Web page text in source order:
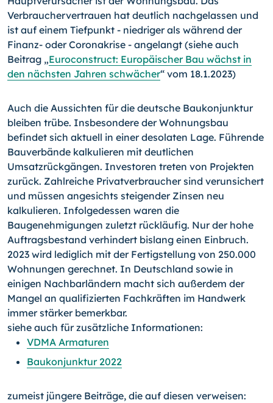
Verbrauchervertrauen hat deutlich nachgelassen und
ist auf einem Tiefpunkt - niedriger als während der
Finanz- oder Coronakrise - angelangt (siehe auch
Beitrag „Euroconstruct: Europäischer Bau wächst in
den nächsten Jahren schwächer“ vom 18.1.2023)
Auch die Aussichten für die deutsche Baukonjunktur
bleiben trübe. Insbesondere der Wohnungsbau
befindet sich aktuell in einer desolaten Lage. Führende
Bauverbände kalkulieren mit deutlichen
Umsatzrückgängen. Investoren treten von Projekten
zurück. Zahlreiche Privatverbraucher sind verunsichert
und müssen angesichts steigender Zinsen neu
kalkulieren. Infolgedessen waren die
Baugenehmigungen zuletzt rückläufig. Nur der hohe
Auftragsbestand verhindert bislang einen Einbruch.
2023 wird lediglich mit der Fertigstellung von 250.000
Wohnungen gerechnet. In Deutschland sowie in
einigen Nachbarländern macht sich außerdem der
Mangel an qualifizierten Fachkräften im Handwerk
immer stärker bemerkbar.
siehe auch für zusätzliche Informationen:
VDMA Armaturen
Baukonjunktur 2022
zumeist jüngere Beiträge, die auf diesen verweisen: